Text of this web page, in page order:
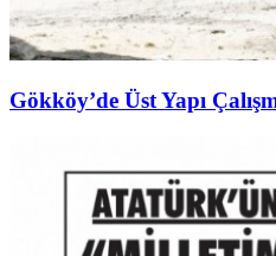
Gökköy’de Üst Yapı